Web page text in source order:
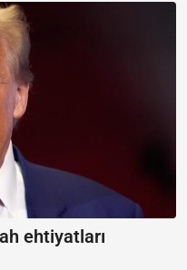
ehtiyatları